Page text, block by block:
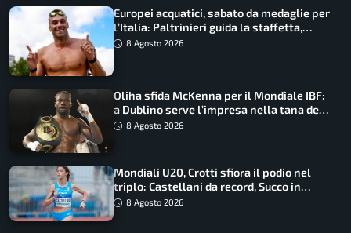
Europei acquatici, sabato da medaglie per
l’Italia: Paltrinieri guida la staffetta,
Barnabà sogna l’oro dalle grandi altezze
8 Agosto 2026
Oliha sfida McKenna per il Mondiale IBF:
a Dublino serve l’impresa nella tana del
lupo8 Agosto 2026
Mondiali U20, Crotti sfiora il podio nel
triplo: Castellani da record, Succo in
finale
8 Agosto 2026